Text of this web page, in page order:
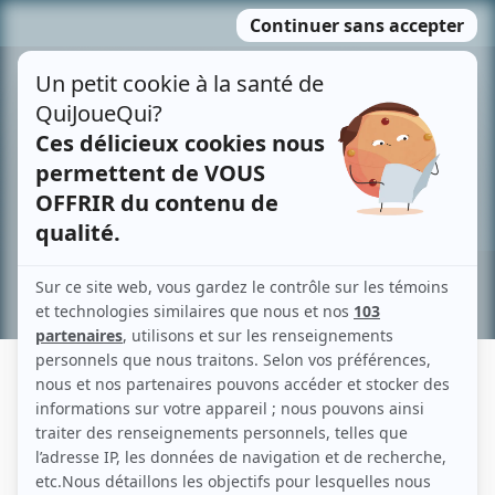
MENU
contenu
Recherche avancée »
JACQUES THIBAULT
Liens
Fiche de Jacques Thibault sur Showbizz.net